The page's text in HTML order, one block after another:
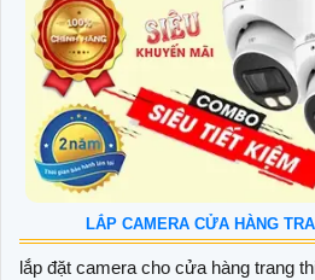
LẮP CAMERA CỬA HÀNG
lắp đặt camera cho cửa hàng trang